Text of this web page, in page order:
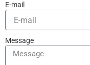
E-mail
Message